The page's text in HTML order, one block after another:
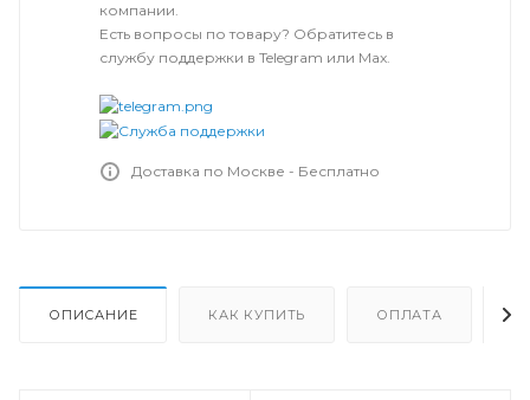
компании.
Есть вопросы по товару? Обратитесь в
службу поддержки в Telegram или Max.
Доставка по Москве - Бесплатно
ОПИСАНИЕ КАК КУПИТЬ ОПЛАТА